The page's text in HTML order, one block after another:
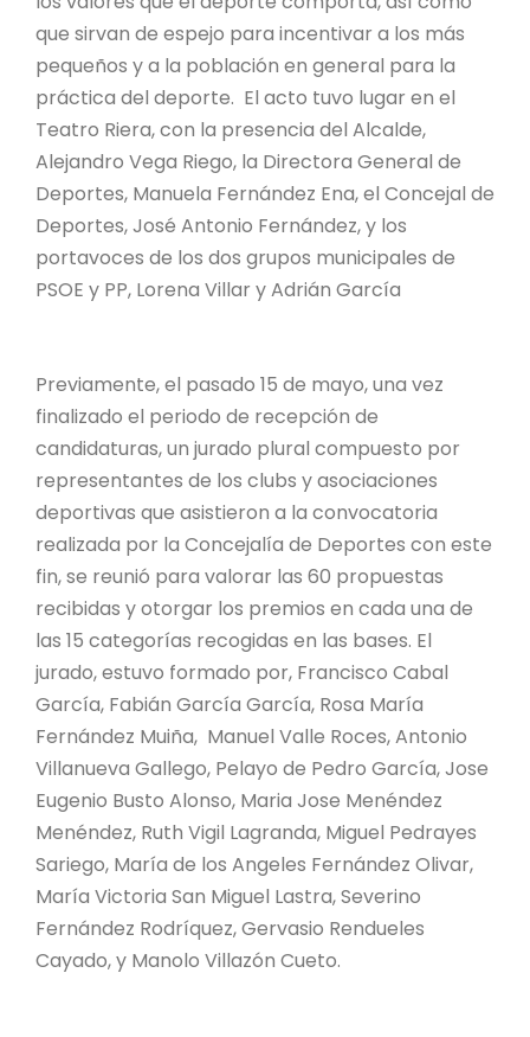
que sirvan de espejo para incentivar a los más
pequeños y a la población en general para la
práctica del deporte. El acto tuvo lugar en el
Teatro Riera, con la presencia del Alcalde,
Alejandro Vega Riego, la Directora General de
Deportes, Manuela Fernández Ena, el Concejal de
Deportes, José Antonio Fernández, y los
portavoces de los dos grupos municipales de
PSOE y PP, Lorena Villar y Adrián García
Previamente, el pasado 15 de mayo, una vez
finalizado el periodo de recepción de
candidaturas, un jurado plural compuesto por
representantes de los clubs y asociaciones
deportivas que asistieron a la convocatoria
realizada por la Concejalía de Deportes con este
fin, se reunió para valorar las 60 propuestas
recibidas y otorgar los premios en cada una de
las 15 categorías recogidas en las bases. El
jurado, estuvo formado por, Francisco Cabal
García, Fabián García García, Rosa María
Fernández Muiña, Manuel Valle Roces, Antonio
Villanueva Gallego, Pelayo de Pedro García, Jose
Eugenio Busto Alonso, Maria Jose Menéndez
Menéndez, Ruth Vigil Lagranda, Miguel Pedrayes
Sariego, María de los Angeles Fernández Olivar,
María Victoria San Miguel Lastra, Severino
Fernández Rodríquez, Gervasio Rendueles
Cayado, y Manolo Villazón Cueto.